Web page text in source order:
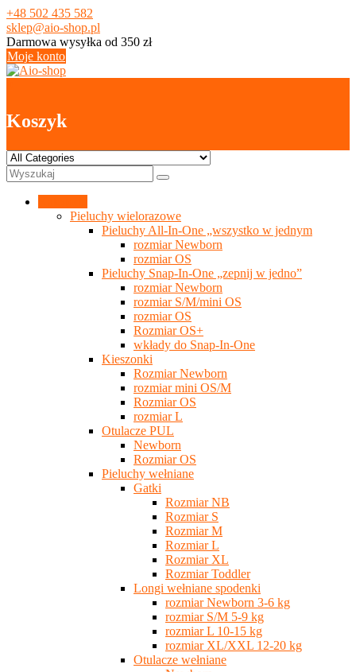
Skip
to
content
+48 502 435 582
sklep@aio-shop.pl
Darmowa wysyłka od 350 zł
Moje konto
Koszyk
Pieluchy wielorazowe
Pieluchy All-In-One „wszystko w jednym
rozmiar Newborn
rozmiar OS
Pieluchy Snap-In-One „zepnij w jedno”
rozmiar Newborn
rozmiar S/M/mini OS
rozmiar OS
Rozmiar OS+
wkłady do Snap-In-One
Kieszonki
Rozmiar Newborn
rozmiar mini OS/M
Rozmiar OS
rozmiar L
Otulacze PUL
Newborn
Rozmiar OS
Pieluchy wełniane
Gatki
Rozmiar NB
Rozmiar S
Rozmiar M
Rozmiar L
Rozmiar XL
Rozmiar Toddler
Longi wełniane spodenki
rozmiar Newborn 3-6 kg
rozmiar S/M 5-9 kg
rozmiar L 10-15 kg
rozmiar XL/XXL 12-20 kg
Otulacze wełniane